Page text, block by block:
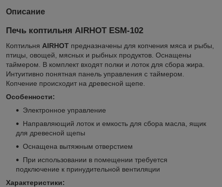
Описание
Печь коптильня AIRHOT ESM-102
Коптильня AIRHOT предназначены для копчения мяса и рыбы,
птицы, овощей, мясных и рыбных продуктов. Оснащены
таймером. В комплект входят полки и лоток для сбора жира.
Интуитивно понятная панель управления с таймером.
Копчение происходит на древесной щепе.
Особенности:
Электронное управление
Направляющий лоток и емкость для сбора масла, ящик
для древесной щепы
Оснащена вытяжным отверстием
При использовании в помещении требуется
подключение к принудительной вентиляции
Характеристики: